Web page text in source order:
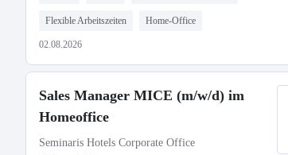
Flexible Arbeitszeiten Home-Office
02.08.2026
Sales Manager MICE (m/w/d) im
Homeoffice
Seminaris Hotels Corporate Office